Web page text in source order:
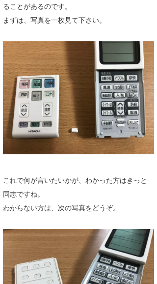
ることがあるのです。
まずは、写真を一枚見て下さい。
これで何が言いたいかが、わかった方はきっと
同志ですね。
わからない方は、次の写真をどうぞ。
ライター/寄稿メディア
Core Surf Japan
Naoya Kimoto
mitsuteru Kamio
Yasunari Inoue
Yoshiyuki Obata
arukasvision
DELTA FORCE SURF
メディア
SURFMEDIA
Colors MAGAZINE
WAVAL
波伝説アンバサダー/プロライダー
福島寿実子
中浦“JET”章
嵯峨明日香
NOBUFUKU
大野”MAR”修聖
喜納海人
波伝説スタッフ
☆加藤
+☆maki☆+
G◎Da
H
KID
KOBU
波伝説